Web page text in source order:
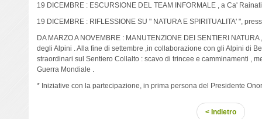
19 DICEMBRE : ESCURSIONE DEL TEAM INFORMALE , a Ca'
19 DICEMBRE : RIFLESSIONE SU " NATURA E SPIRITUALITA' ",
DA MARZO A NOVEMBRE : MANUTENZIONE DEI SENTIERI
degli Alpini . Alla fine di settembre ,in collaborazione con gli Alpini di
straordinari sul Sentiero Collalto : scavo di trincee e camminamenti ,
Guerra Mondiale .
* Iniziative con la partecipazione, in prima persona del Presidente
< Indietro